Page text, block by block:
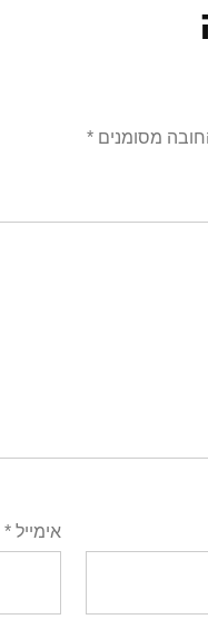
מסומנים*
אימייל*